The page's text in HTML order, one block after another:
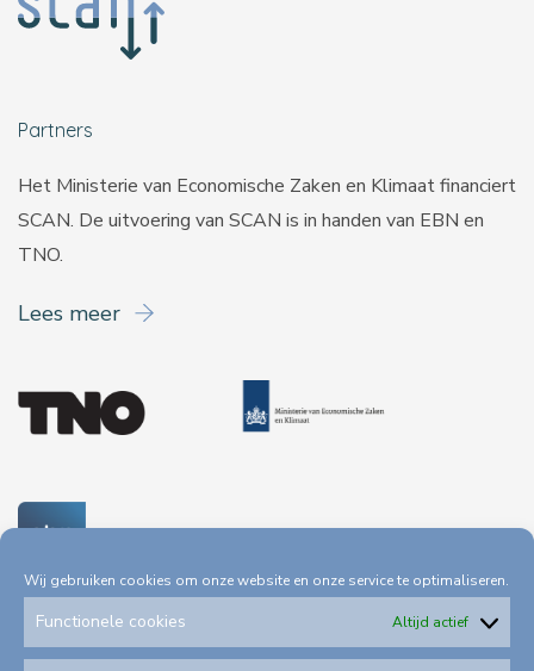
Wij gebruiken cookies om onze website en onze service te optimaliseren.
Functionele cookies Altijd actief
Partners
Het Ministerie van Economische Zaken en Klimaat financiert
SCAN. De uitvoering van SCAN is in handen van EBN en
TNO.
Lees meer